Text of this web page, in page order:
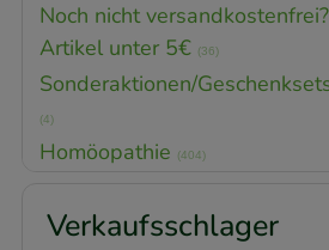
Noch nicht versandkostenfrei?
Artikel unter 5€ (36)
Sonderaktionen/
(4)
Homöopathie (404)
Verkaufsschlager